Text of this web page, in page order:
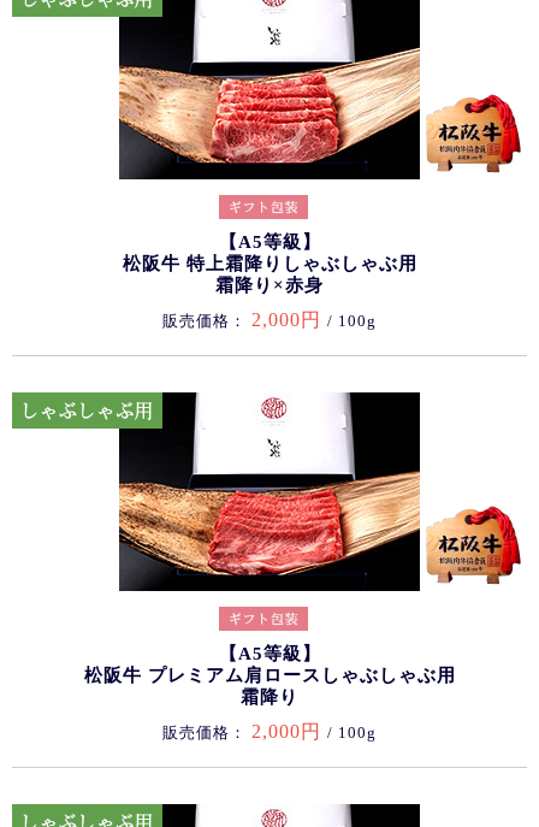
【A5等級】
松阪牛 特上霜降りしゃぶしゃぶ用
霜降り×赤身
販売価格： 2,000円 / 100g
【A5等級】
松阪牛 プレミアム肩ロースしゃぶしゃぶ用
霜降り
販売価格： 2,000円 / 100g